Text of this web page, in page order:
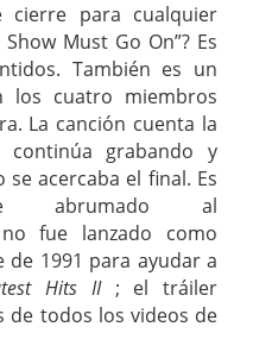
cierre para cualquier
Must Go On”? Es
También es un
los cuatro miembros
La canción cuenta la
grabando y
acercaba el final. Es
abrumado al
no fue lanzado como
1991 para ayudar a
Hits II; el tráiler
de todos los videos de